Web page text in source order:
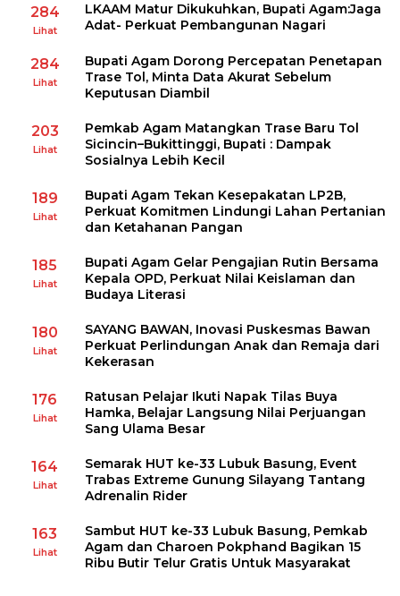
284
Lihat
LKAAM Matur Dikukuhkan, Bupati Agam:Jaga
Adat- Perkuat Pembangunan Nagari
284
Lihat
Bupati Agam Dorong Percepatan Penetapan
Trase Tol, Minta Data Akurat Sebelum
Keputusan Diambil
203
Lihat
Pemkab Agam Matangkan Trase Baru Tol
Sicincin–Bukittinggi, Bupati : Dampak
Sosialnya Lebih Kecil
189
Lihat
Bupati Agam Tekan Kesepakatan LP2B,
Perkuat Komitmen Lindungi Lahan Pertanian
dan Ketahanan Pangan
185
Lihat
Bupati Agam Gelar Pengajian Rutin Bersama
Kepala OPD, Perkuat Nilai Keislaman dan
Budaya Literasi
180
Lihat
SAYANG BAWAN, Inovasi Puskesmas Bawan
Perkuat Perlindungan Anak dan Remaja dari
Kekerasan
176
Lihat
Ratusan Pelajar Ikuti Napak Tilas Buya
Hamka, Belajar Langsung Nilai Perjuangan
Sang Ulama Besar
164
Lihat
Semarak HUT ke-33 Lubuk Basung, Event
Trabas Extreme Gunung Silayang Tantang
Adrenalin Rider
163
Lihat
Sambut HUT ke-33 Lubuk Basung, Pemkab
Agam dan Charoen Pokphand Bagikan 15
Ribu Butir Telur Gratis Untuk Masyarakat